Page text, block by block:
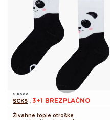
S kodo
SCKS : 3+1 BREZPLAČNO
Živahne tople otroške